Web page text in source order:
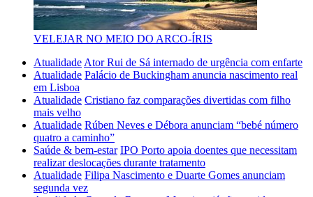
VELEJAR NO MEIO DO ARCO-ÍRIS
Atualidade Ator Rui de Sá internado de urgência com enfarte
Atualidade Palácio de Buckingham anuncia nascimento real
em Lisboa
Atualidade Cristiano faz comparações divertidas com filho
mais velho
Atualidade Rúben Neves e Débora anunciam “bebé número
quatro a caminho”
Saúde & bem-estar IPO Porto apoia doentes que necessitam
realizar deslocações durante tratamento
Atualidade Filipa Nascimento e Duarte Gomes anunciam
segunda vez